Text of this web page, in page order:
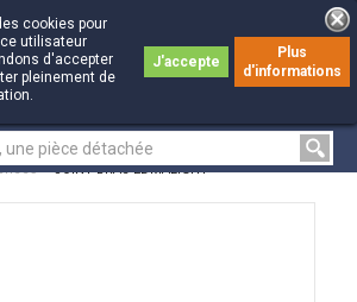
0
0
cookies pour
utilisateur
d'accepter
pleinement de
J'accepte
Plus
d'informations
> JOINT BRAS EDMALIGHT